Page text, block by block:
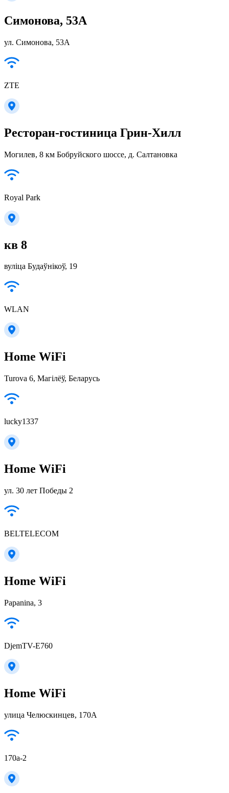
Симонова, 53А
ул. Симонова, 53А
ZTE
Ресторан-гостиница Грин-Хилл
Могилев, 8 км Бобруйского шоссе, д. Салтановка
Royal Park
кв 8
вуліца Будаўнікоў, 19
WLAN
Home WiFi
Turova 6, Магілёў, Беларусь
lucky1337
Home WiFi
ул. 30 лет Победы 2
BELTELECOM
Home WiFi
Papanina, 3
DjemTV-E760
Home WiFi
улица Челюскинцев, 170A
170a-2